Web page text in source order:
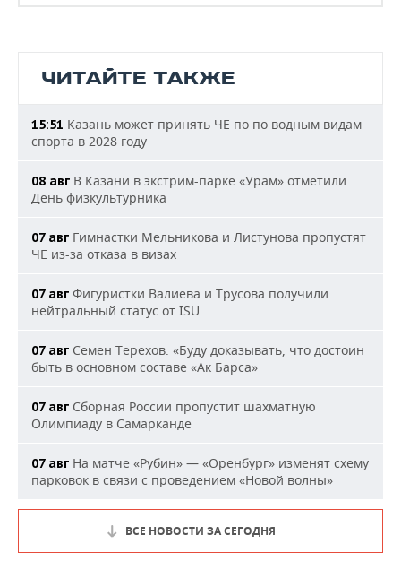
ЧИТАЙТЕ ТАКЖЕ
15:51 Казань может принять ЧЕ по по водным видам
спорта в 2028 году
08 авг В Казани в экстрим-парке «Урам» отметили
День физкультурника
07 авг Гимнастки Мельникова и Листунова пропустят
ЧЕ из-за отказа в визах
07 авг Фигуристки Валиева и Трусова получили
нейтральный статус от ISU
07 авг Семен Терехов: «Буду доказывать, что достоин
быть в основном составе «Ак Барса»
07 авг Сборная России пропустит шахматную
Олимпиаду в Самарканде
07 авг На матче «Рубин» — «Оренбург» изменят схему
парковок в связи с проведением «Новой волны»
ВСЕ НОВОСТИ ЗА СЕГОДНЯ